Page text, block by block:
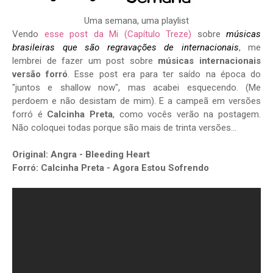
Uma semana, uma playlist
Vendo esse post da Mi (Capítulo Treze) sobre músicas
brasileiras que são regravações de internacionais, me
lembrei de fazer um post sobre músicas internacionais
versão forró. Esse post era para ter saído na época do
"juntos e shallow now", mas acabei esquecendo. (Me
perdoem e não desistam de mim). E a campeã em versões
forró é Calcinha Preta, como vocês verão na postagem.
Não coloquei todas porque são mais de trinta versões...
Original: Angra - Bleeding Heart
Forró: Calcinha Preta - Agora Estou Sofrendo